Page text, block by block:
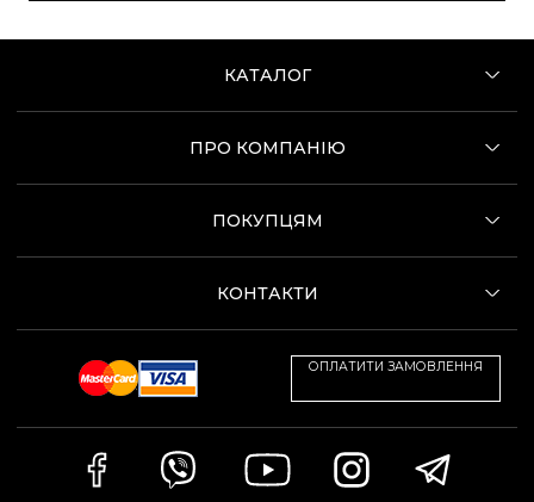
КАТАЛОГ
ПРО КОМПАНІЮ
ПОКУПЦЯМ
КОНТАКТИ
ОПЛАТИТИ ЗАМОВЛЕННЯ